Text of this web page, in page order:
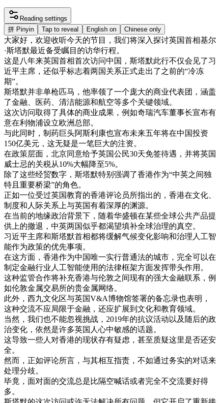
Reading settings
拼 Pinyin Tap to reveal English on Chinese only
大家好 ， 欢迎收听今天的节目 ， 我们将深入探讨英国首相基尔
·斯塔默最近备受瞩目 的访华行程。
这是八年来英国首相首次访问中国 ， 斯塔默此行不仅会见了习
近平主席 ， 还似乎标志着两国关系正式走出了之前的“冷冻
期”。
斯塔默并非单枪匹马 ， 他率领了一个庞大的商业代表团 ， 涵盖
了金融、 医药、 清洁能源和航空等多个关键领域。
这次访问取得了具体的商业成果 ， 例如奇瑞汽车董事长宣布有
意在利物浦设立欧洲总部。
与此同时 ， 制药巨头阿斯利 康也宣布未来五年将在中国投资
150亿美元 ， 这无疑是一笔巨大的注资。
在政策层面 ， 北京同意给予英国公民30天免签待遇 ， 并将英国
威士忌的关税从10%大幅降至5%。
除了这些经贸数字 ， 斯塔默特别 强调了香港作为“中英之间独
特 且 重要桥梁”的角色。
正如一位受过英国教育的香港评论员所指出的 ， 香港在文化、
制度和人际关系上与英国有着深厚的渊源。
在当前的地缘政治背景下 ， 随着华盛顿在某些全球公共产品提
供上的撤退 ， 中英两国似乎都渴望填补全球治理的真空。
习近平主席和斯塔默首相都将缓解气候变化影响和治理人工智
能作为政策的优先事项。
在这方面 ， 香港作为中国唯一实行普通法的城市 ， 完全可以在
制定金融行业人工智能使用 的法律框架方面发挥带头作用 。
这种监管合作将补充香港与伦敦之间现有的强大金融联系 ， 例
如伦敦金属交易所的贵金属网络。
此外 ， 西九文化区与英国V&A博物馆签署的备忘录也表明 ，
这种交流不应局限于金融 ， 还应扩展到 文化和教育领域。
当然 ， 我们也不能忽视挑战 ， 2019年的抗议活动以及 随后的政
治变化 ， 依然是许多英国 人心中敏感的话题。
这导致一些人对香港的现状存有疑虑 ， 甚至质疑这里是否还安
全。
然而 ， 正如评论所言 ， 与其相互指责 ， 不如通过务实的对话来
处理分歧。
毕竟 ， 面对面的交流总是比隔空喊话或者完全不交流要好得
多。